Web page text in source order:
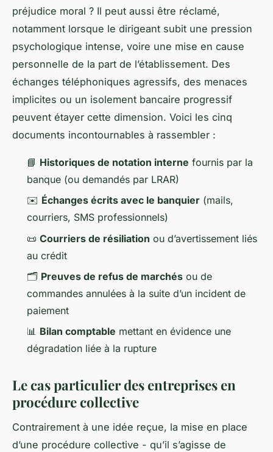
préjudice moral ? Il peut aussi être réclamé,
notamment lorsque le dirigeant subit une pression
psychologique intense, voire une mise en cause
personnelle de la part de l’établissement. Des
échanges téléphoniques agressifs, des menaces
implicites ou un isolement bancaire progressif
peuvent étayer cette dimension. Voici les cinq
documents incontournables à rassembler :
📘 Historiques de notation interne fournis par la
banque (ou demandés par LRAR)
✉️ Échanges écrits avec le banquier (mails,
courriers, SMS professionnels)
📜 Courriers de résiliation ou d’avertissement liés
au crédit
🗂️ Preuves de refus de marchés ou de
commandes annulées à la suite d’un incident de
paiement
📊 Bilan comptable mettant en évidence une
dégradation liée à la rupture
Le cas particulier des entreprises en
procédure collective
Contrairement à une idée reçue, la mise en place
d’une procédure collective - qu’il s’agisse de